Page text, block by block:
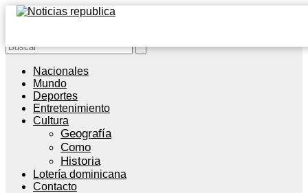
Nacionales
Mundo
Deportes
Entretenimiento
Cultura
Geografía
Como
Historia
Lotería dominicana
Contacto